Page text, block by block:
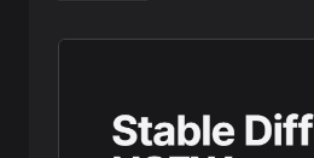
Más allá de Stable Diffusion